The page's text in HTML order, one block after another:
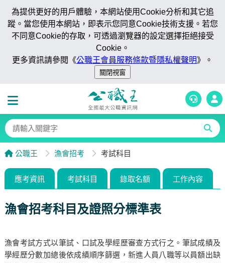
為提供更好的用戶體驗，本網站使用Cookie分析和其它追
蹤。當您使用本網站，即表示您同意Cookie技術支援。若您
不同意Cookie的存取，可透過瀏覽器的設定選擇拒絕接受
Cookie。
更多資訊請參閱《公職王會員服務條款暨隱私權聲明》。
公職王 漁會招考 考試科目
應考資訊 考試科目 錄取名額 工作內容
漁會招考科目及證照分標準表
漁會考試方式以筆試、口試及學經歷審查方式行之。筆試成績及
學經歷分數加總後依成績順序篩選，新進人員八職等以員額出缺